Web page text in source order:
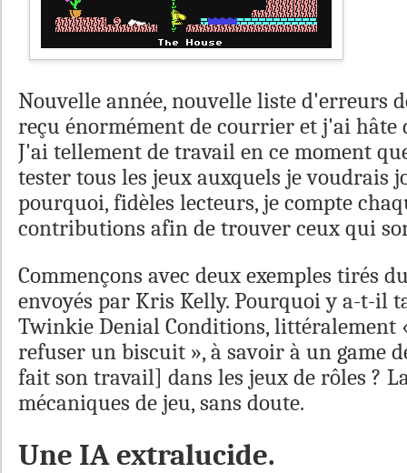
Nouvelle année, nouvelle liste d'erreurs
reçu énormément de courrier et j'ai hâte
J'ai tellement de travail en ce moment
tester tous les jeux auxquels je voudrais
pourquoi, fidèles lecteurs, je compte
contributions afin de trouver ceux qui
Commençons avec deux exemples tirés
envoyés par Kris Kelly. Pourquoi y a-t-il
Twinkie Denial Conditions, littéralement
refuser un biscuit », à savoir à un game
fait son travail] dans les jeux de rôles ?
mécaniques de jeu, sans doute.
Une IA extralucide.